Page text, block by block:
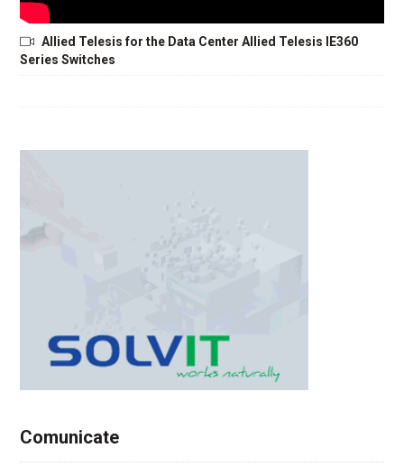
Allied Telesis for the Data Center Allied Telesis IE360
Series Switches
Comunicate